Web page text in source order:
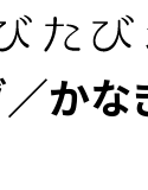
かな